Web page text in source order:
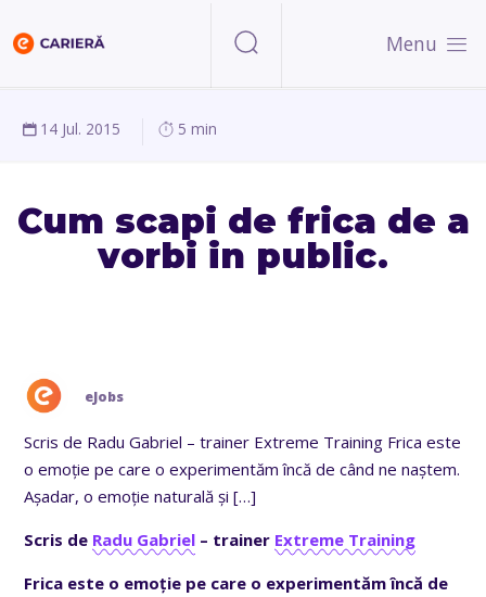
Menu
14 Jul. 2015 5 min
Cum scapi de frica de a
vorbi in public.
eJobs
Scris de Radu Gabriel – trainer Extreme Training Frica este
o emoție pe care o experimentăm încă de când ne naștem.
Așadar, o emoție naturală și […]
Scris de Radu Gabriel – trainer Extreme Training
Frica este o emoție pe care o experimentăm încă de